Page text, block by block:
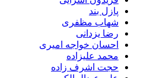
پازل بند
شهاب مظفری
رضا یزدانی
احسان خواجه امیری
محمد علیزاده
حجت اشرف زاده